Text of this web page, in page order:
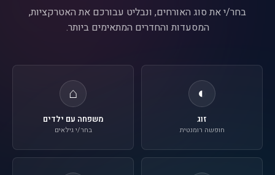
בחר/י את סוג האורחים, ונבליט עבורכם את האטרקציות,
המסעדות והחדרים המתאימים ביותר.
◐
זוג
חופשה רומנטית
⌂
משפחה עם ילדים
בחר/י גילאים